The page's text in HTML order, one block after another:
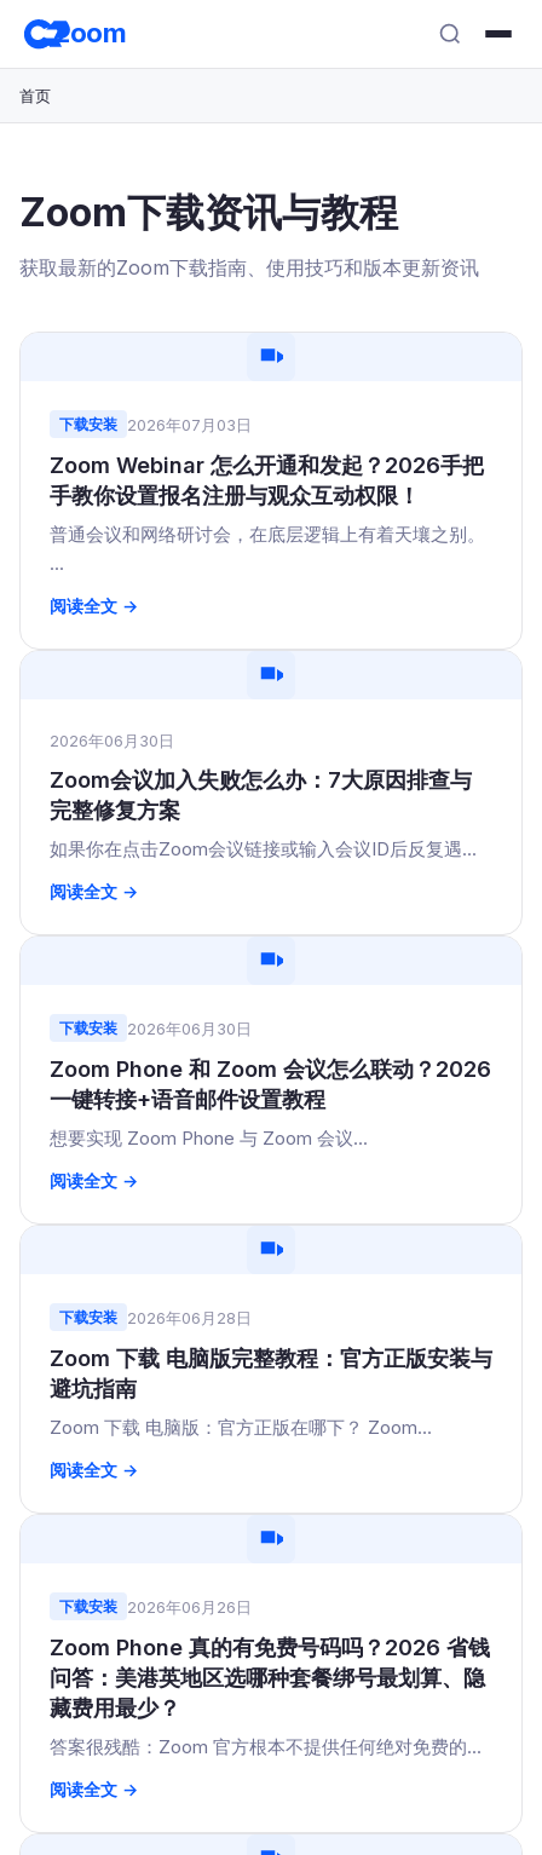
至
zoom
首页
Zoom下载资讯与教程
获取最新的Zoom下载指南、使用技巧和版本更新资讯
下载安装 2026年07月03日
Zoom Webinar 怎么开通和发起？2026手把
手教你设置报名注册与观众互动权限！
普通会议和网络研讨会，在底层逻辑上有着天壤之别。
...
阅读全文 →
2026年06月30日
Zoom会议加入失败怎么办：7大原因排查与
完整修复方案
如果你在点击Zoom会议链接或输入会议ID后反复遇...
阅读全文 →
下载安装 2026年06月30日
Zoom Phone 和 Zoom 会议怎么联动？2026
一键转接+语音邮件设置教程
想要实现 Zoom Phone 与 Zoom 会议...
阅读全文 →
下载安装 2026年06月28日
Zoom 下载 电脑版完整教程：官方正版安装与
避坑指南
Zoom 下载 电脑版：官方正版在哪下？ Zoom...
阅读全文 →
下载安装 2026年06月26日
Zoom Phone 真的有免费号码吗？2026 省钱
问答：美港英地区选哪种套餐绑号最划算、隐
藏费用最少？
答案很残酷：Zoom 官方根本不提供任何绝对免费的...
阅读全文 →